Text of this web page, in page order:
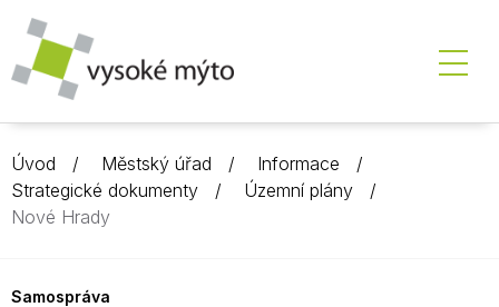
Úvod Městský úřad
Informace
Strategické dokumenty
Územní plány
Nové Hrady
Samospráva